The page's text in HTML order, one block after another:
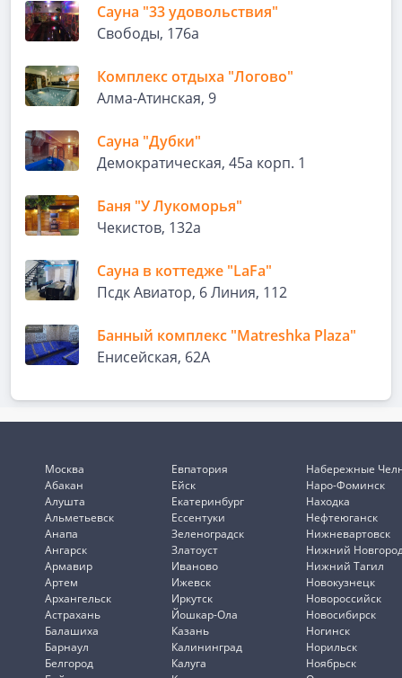
Сауна "33 удовольствия"
Свободы, 176а
Комплекс отдыха "Логово"
Алма-Атинская, 9
Сауна "Дубки"
Демократическая, 45а корп. 1
Баня "У Лукоморья"
Чекистов, 132а
Сауна в коттедже "LaFa"
Псдк Авиатор, 6 Линия, 112
Банный комплекс "Matreshka Plaza"
Енисейская, 62А
Москва
Абакан
Алушта
Альметьевск
Анапа
Ангарск
Армавир
Артем
Архангельск
Астрахань
Балашиха
Барнаул
Белгород
Евпатория
Ейск
Екатеринбург
Ессентуки
Зеленоградск
Златоуст
Иваново
Ижевск
Иркутск
Йошкар-Ола
Казань
Калининград
Калуга
Набережные
Наро-Фоминск
Находка
Нефтеюганск
Нижневартовск
Нижний
Нижний Тагил
Новокузнецк
Новороссийск
Новосибирск
Ногинск
Норильск
Ноябрьск